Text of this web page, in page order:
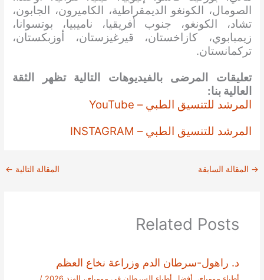
الصومال، الكونغو الديمقراطية، الكاميرون، الجابون،
تشاد، الكونغو، جنوب أفريقيا، ناميبيا، بوتسوانا،
زيمبابوي، كازاخستان، قيرغيزستان، أوزبكستان،
تركمانستان.
تعليقات المرضى بالفيديوهات التالية تظهر الثقة
العالية بنا:
المرشد للتنسيق الطبي – YouTube
المرشد للتنسيق الطبي – INSTAGRAM
→ المقالة السابقة المقالة التالية ←
Related Posts
د. راهول-سرطان الدم وزراعة نخاع العظم